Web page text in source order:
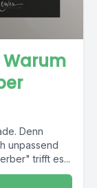
Denn
unpassend
trifft es...